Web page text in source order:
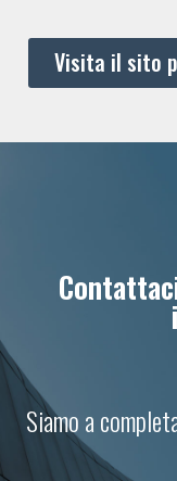
Visita il sito
Siamo a